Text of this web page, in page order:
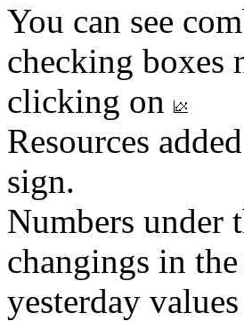
You can see
checking boxes
clicking on
Resources
sign.
Numbers under
changings in
yesterday